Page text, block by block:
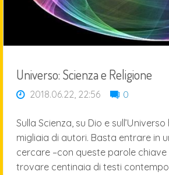
Universo: Scienza e Religione
2018.06.22, 22:56 0
Sulla Scienza, su Dio e
migliaia di autori. Basta entrare in
cercare –con queste parole
trovare centinaia di testi